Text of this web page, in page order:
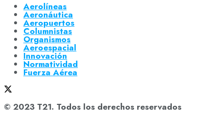
Aerolíneas
Aeronáutica
Aeropuertos
Columnistas
Organismos
Aeroespacial
Innovación
Normatividad
Fuerza Aérea
© 2023 T21. Todos los derechos reservados